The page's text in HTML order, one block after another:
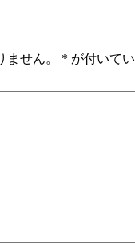
せん。
* が付いてい